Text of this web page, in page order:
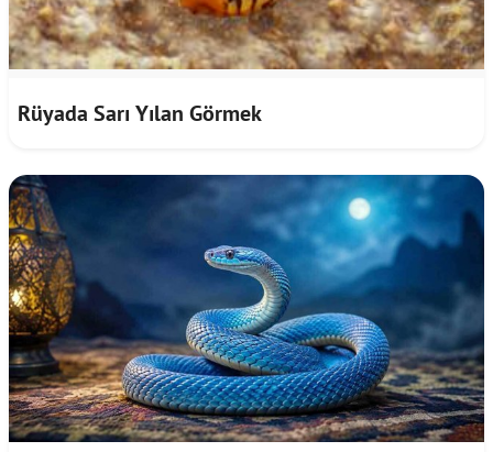
Rüyada Sarı Yılan Görmek